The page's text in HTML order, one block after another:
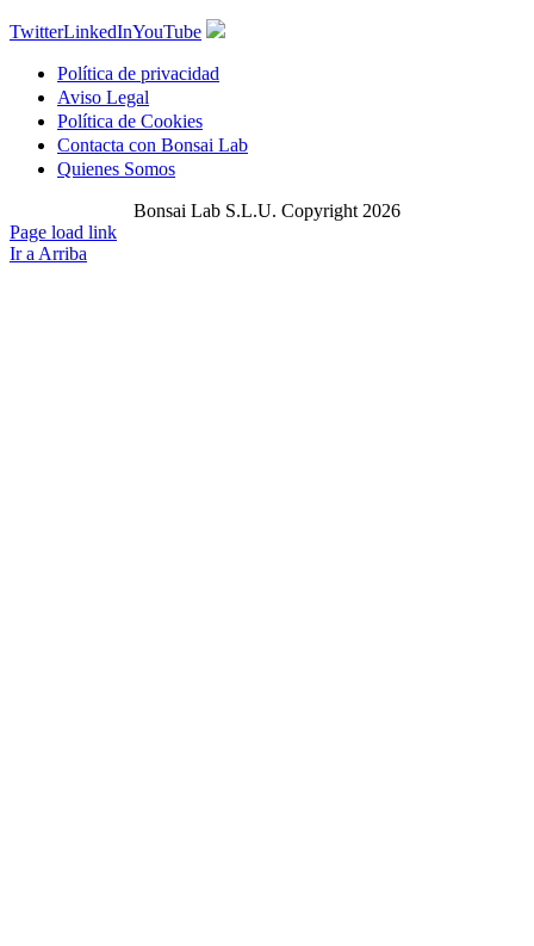
TwitterLinkedInYouTube
Política de privacidad
Aviso Legal
Política de Cookies
Contacta con Bonsai Lab
Quienes Somos
Bonsai Lab S.L.U. Copyright 2026
Page load link
Ir a Arriba